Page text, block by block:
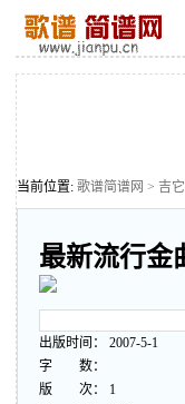
当前位置: 歌谱简谱网 > 吉它
最新流行金
出版时间： 2007-5-1
字 数：
版 次： 1